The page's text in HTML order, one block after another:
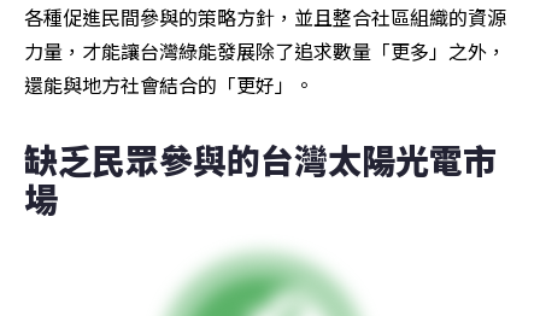
各種促進民間參與的策略方針，並且整合社區組織的資源
力量，才能讓台灣綠能發展除了追求數量「更多」之外，
還能與地方社會結合的「更好」。
缺乏民眾參與的台灣太陽光電市
場